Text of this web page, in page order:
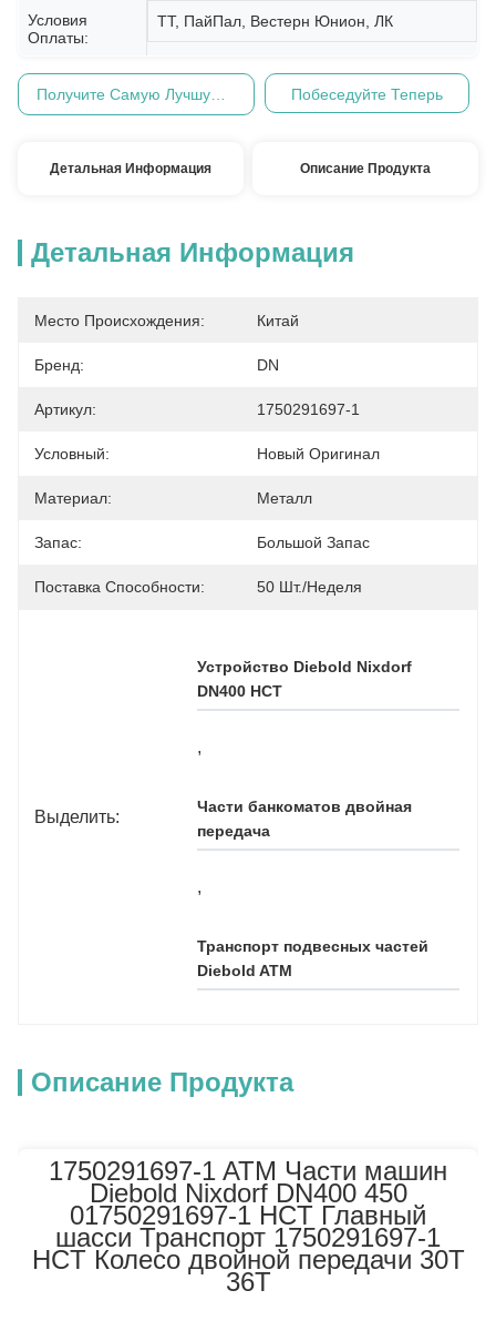
Условия
Оплаты:
ТТ, ПайПал, Вестерн Юнион, ЛК
Побеседуйте Теперь
Детальная Информация Описание Продукта
Детальная Информация
Место Происхождения: Китай
Бренд: DN
Артикул: 1750291697-1
Условный: Новый Оригинал
Материал: Металл
Запас: Большой Запас
Поставка Способности: 50 Шт./неделя
Выделить:
Устройство Diebold Nixdorf
DN400 HCT
,
Части банкоматов двойная
передача
,
Транспорт подвесных частей
Diebold ATM
Описание Продукта
1750291697-1 ATM Части машин
Diebold Nixdorf DN400 450
01750291697-1 HCT Главный
шасси Транспорт 1750291697-1
HCT Колесо двойной передачи 30T
36T